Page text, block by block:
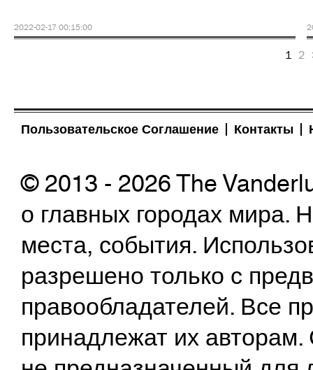
2022-02-17 00:15:00
1 2
Пользовательское Соглашение Контакты
© 2013 - 2026 The
о главных городах
места, события.
разрешено только с
правообладателей. Все
принадлежат их